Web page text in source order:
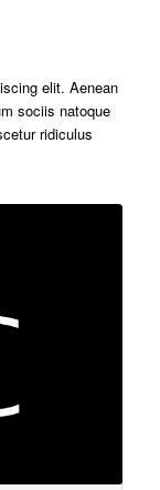
elit. Aenean
sociis natoque
ridiculus